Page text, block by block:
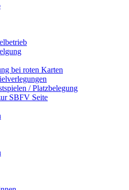
bei roten Karten
/ Platzbelegung
SBFV Seite